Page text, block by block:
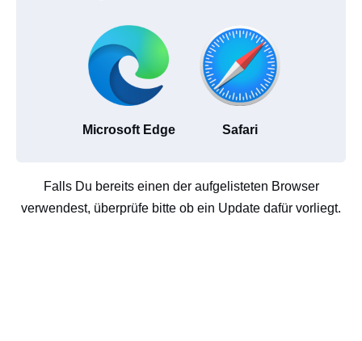
Microsoft Edge Safari
Falls Du bereits einen der aufgelisteten Browser
verwendest, überprüfe bitte ob ein Update dafür vorliegt.